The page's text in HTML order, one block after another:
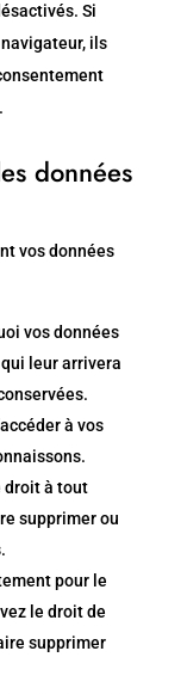
Si
ils
données
vos données
vos données
leur arrivera
à vos
droit à tout
supprimer ou
pour le
le droit de
supprimer